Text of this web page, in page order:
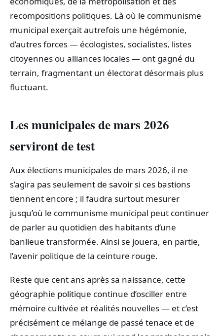
recompositions politiques. Là où le communisme
municipal exerçait autrefois une hégémonie,
d’autres forces — écologistes, socialistes, listes
citoyennes ou alliances locales — ont gagné du
terrain, fragmentant un électorat désormais plus
fluctuant.
Les municipales de mars 2026
serviront de test
Aux élections municipales de mars 2026, il ne
s’agira pas seulement de savoir si ces bastions
tiennent encore ; il faudra surtout mesurer
jusqu’où le communisme municipal peut continuer
de parler au quotidien des habitants d’une
banlieue transformée. Ainsi se jouera, en partie,
l’avenir politique de la ceinture rouge.
Reste que cent ans après sa naissance, cette
géographie politique continue d’osciller entre
mémoire cultivée et réalités nouvelles — et c’est
précisément ce mélange de passé tenace et de